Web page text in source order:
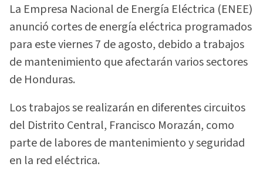
La Empresa Nacional de Energía Eléctrica (ENEE)
anunció cortes de energía eléctrica programados
para este viernes 7 de agosto, debido a trabajos
de mantenimiento que afectarán varios sectores
de Honduras.
Los trabajos se realizarán en diferentes circuitos
del Distrito Central, Francisco Morazán, como
parte de labores de mantenimiento y seguridad
en la red eléctrica.